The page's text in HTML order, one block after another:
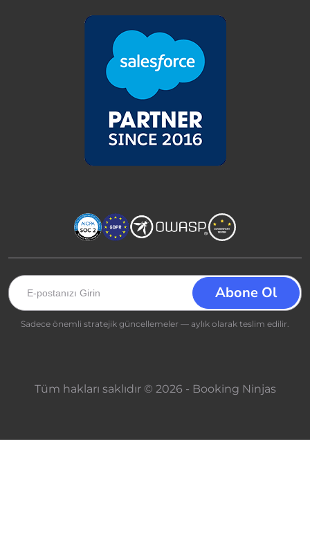
Sadece önemli stratejik güncellemeler — aylık olarak teslim edilir.
Tüm hakları saklıdır © 2026 - Booking Ninjas